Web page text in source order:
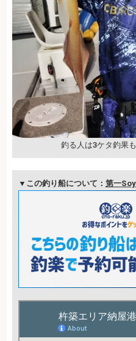
釣る人は3ケタ釣果も
▼この釣り船について： 第一